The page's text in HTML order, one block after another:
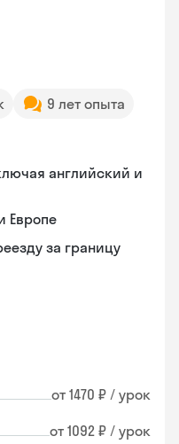
9 лет опыта
английский и
Европе
за границу
от 1470 ₽ / урок
от 1092 ₽ / урок